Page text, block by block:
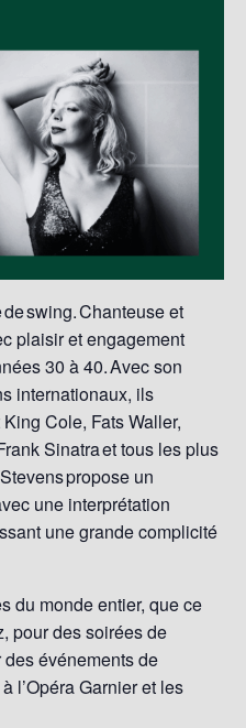
deswing.Chanteuse et
plaisir et engagement
30 à 40. Avec son
internationaux, ils
Cole, Fats Waller,
Sinatra et tous les plus
propose un
une interprétation
une grande complicité
du monde entier, que ce
pour des soirées de
événements de
l’Opéra Garnier et les